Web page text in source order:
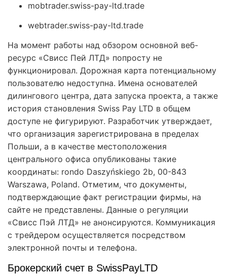
mobtrader.swiss-pay-ltd.trade
webtrader.swiss-pay-ltd.trade
На момент работы над обзором основной веб-
ресурс «Свисс Пей ЛТД» попросту не
функционировал. Дорожная карта потенциальному
пользователю недоступна. Имена основателей
дилингового центра, дата запуска проекта, а также
история становления Swiss Pay LTD в общем
доступе не фигурируют. Разработчик утверждает,
что организация зарегистрирована в пределах
Польши, а в качестве местоположения
центрального офиса опубликованы такие
координаты: rondo Daszyńskiego 2b, 00-843
Warszawa, Poland. Отметим, что документы,
подтверждающие факт регистрации фирмы, на
сайте не представлены. Данные о регуляции
«Свисс Пэй ЛТД» не анонсируются. Коммуникация
с трейдером осуществляется посредством
электронной почты и телефона.
Брокерский счет в SwissPayLTD